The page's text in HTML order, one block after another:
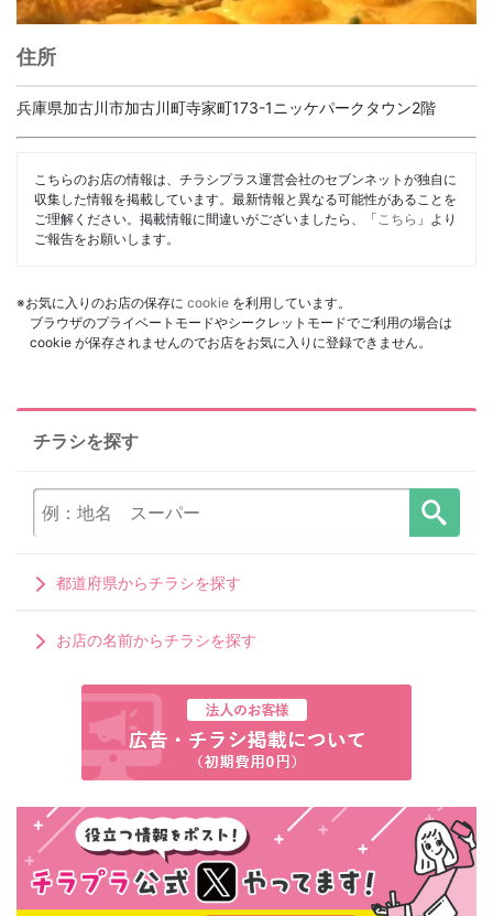
住所
兵庫県加古川市加古川町寺家町173-1ニッケパークタウン2階
こちらのお店の情報は、チラシプラス運営会社のセブンネットが独自に
収集した情報を掲載しています。最新情報と異なる可能性があることを
ご理解ください。掲載情報に間違いがございましたら、「 こちら 」より
ご報告をお願いします。
※お気に入りのお店の保存に cookie を利用しています。
ブラウザのプライベートモードやシークレットモードでご利用の場合は
cookie が保存されませんのでお店をお気に入りに登録できません。
チラシを探す
都道府県からチラシを探す
お店の名前からチラシを探す